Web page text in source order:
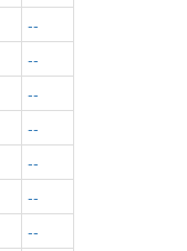
--
--
--
--
--
--
--